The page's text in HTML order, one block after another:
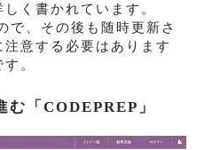
く書かれています。
で、その後も随時更新さ
意する必要はあります
。
「CODEPREP」